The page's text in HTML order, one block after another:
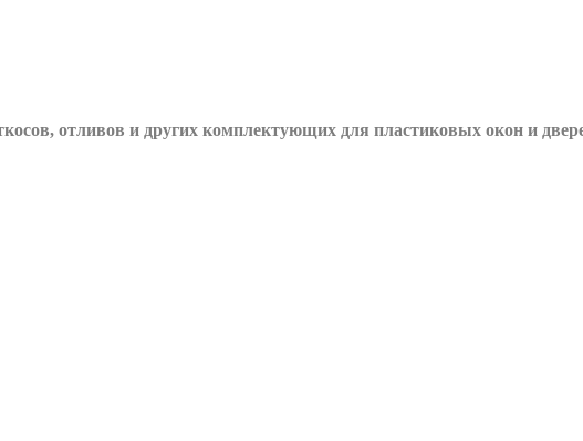
отливов и других комплектующих для пластиковых окон и